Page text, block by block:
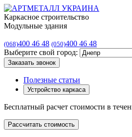
Каркасное строительство
Модульные здания
(068)400 46 48 (050)400 46 48
Выберите свой город:
Заказать звонок
Полезные статьи
Устройство каркаса
Бесплатный расчет стоимости в
Рассчитать стоимость